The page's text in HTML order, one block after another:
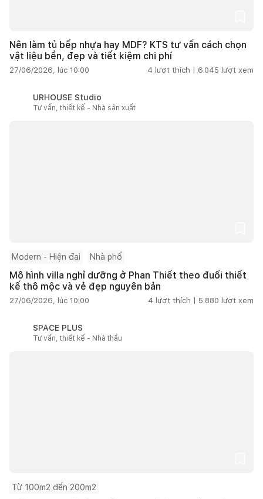
Nên làm tủ bếp nhựa hay MDF? KTS tư vấn cách chọn
vật liệu bền, đẹp và tiết kiệm chi phí
27/06/2026, lúc 10:00 4 lượt thích | 6.045 lượt xem
URHOUSE Studio
Tư vấn, thiết kế - Nhà sản xuất
Modern - Hiện đại Nhà phố
Mô hình villa nghỉ dưỡng ở Phan Thiết theo đuổi thiết
kế thô mộc và vẻ đẹp nguyên bản
27/06/2026, lúc 10:00 4 lượt thích | 5.880 lượt xem
SPACE PLUS
Tư vấn, thiết kế - Nhà thầu
Từ 100m2 đến 200m2